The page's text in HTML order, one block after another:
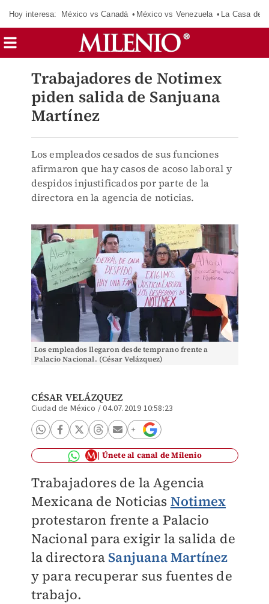
Hoy interesa: México vs Canadá México vs Venezuela La Casa de
Trabajadores de Notimex
piden salida de Sanjuana
Martínez
Los empleados cesados de sus funciones
afirmaron que hay casos de acoso laboral y
despidos injustificados por parte de la
directora en la agencia de noticias.
Los empleados llegaron desde temprano frente a
Palacio Nacional. (César Velázquez)
CÉSAR VELÁZQUEZ
Ciudad de México /04.07.2019 10:58:23
Únete al canal de Milenio
Trabajadores de la Agencia
Mexicana de Noticias Notimex
protestaron frente a Palacio
Nacional para exigir la salida de
la directora Sanjuana Martínez
y para recuperar sus fuentes de
trabajo.